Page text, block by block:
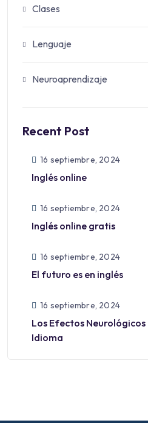
Clases
Lenguaje
Neuroaprendizaje
Recent Post
16 septiembre, 2024
Inglés online
16 septiembre, 2024
Inglés online gratis
16 septiembre, 2024
El futuro es en inglés
16 septiembre, 2024
Los Efectos
Idioma